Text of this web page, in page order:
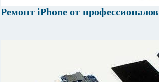
Ремонт iPhone от профессионалов